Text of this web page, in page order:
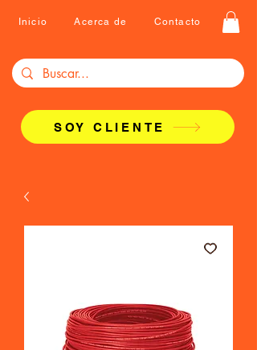
Inicio Acerca de Contacto
SOY CLIENTE